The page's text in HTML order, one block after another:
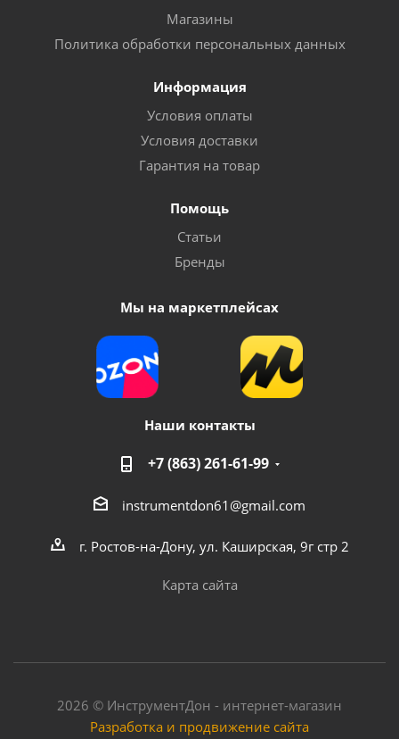
Магазины
Политика обработки персональных данных
Информация
Условия оплаты
Условия доставки
Гарантия на товар
Помощь
Статьи
Бренды
Мы на маркетплейсах
Наши контакты
+7 (863) 261-61-99
instrumentdon61@gmail.com
г. Ростов-на-Дону, ул. Каширская, 9г стр 2
Карта сайта
2026 © ИнструментДон - интернет-магазин
Разработка и продвижение сайта